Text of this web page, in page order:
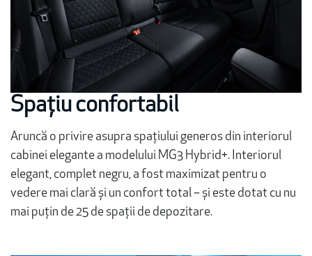
Spațiu confortabil
Aruncă o privire asupra spațiului generos din interiorul
cabinei elegante a modelului MG3 Hybrid+. Interiorul
elegant, complet negru, a fost maximizat pentru o
vedere mai clară și un confort total – și este dotat cu nu
mai puțin de 25 de spații de depozitare.